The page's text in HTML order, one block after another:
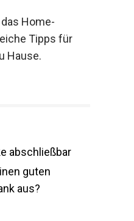
Home-
Tipps für
Hause.
abschließbar
guten
aus?